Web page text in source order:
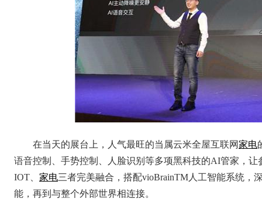
在当天的展台上，人气最旺的当属云米全屋互联网家电
语音控制、手势控制、人脸识别等多项黑科技的AI管家，
IOT、 家电三者完美融合，搭配vioBrainTM人工智能系统，
能，再到与整个外部世界相连接。